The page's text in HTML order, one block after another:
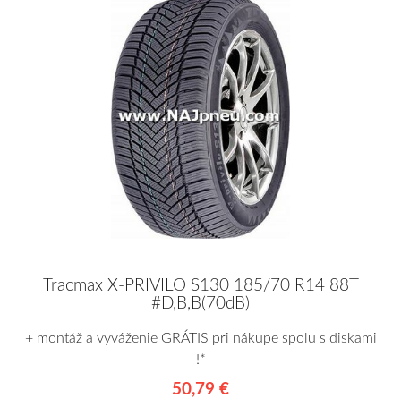
Tracmax X-PRIVILO S130 185/70 R14 88T
#D,B,B(70dB)
+ montáž a vyváženie GRÁTIS pri nákupe spolu s diskami
!*
50,79 €